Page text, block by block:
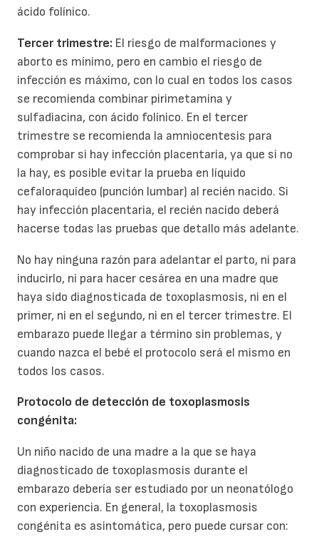
ácido folínico.
Tercer trimestre: El riesgo de malformaciones y
aborto es mínimo, pero en cambio el riesgo de
infección es máximo, con lo cual en todos los casos
se recomienda combinar pirimetamina y
sulfadiacina, con ácido folínico. En el tercer
trimestre se recomienda la amniocentesis para
comprobar si hay infección placentaria, ya que si no
la hay, es posible evitar la prueba en líquido
cefaloraquídeo (punción lumbar) al recién nacido. Si
hay infección placentaria, el recién nacido deberá
hacerse todas las pruebas que detallo más adelante.
No hay ninguna razón para adelantar el parto, ni para
inducirlo, ni para hacer cesárea en una madre que
haya sido diagnosticada de toxoplasmosis, ni en el
primer, ni en el segundo, ni en el tercer trimestre. El
embarazo puede llegar a término sin problemas, y
cuando nazca el bebé el protocolo será el mismo en
todos los casos.
Protocolo de detección de toxoplasmosis
congénita:
Un niño nacido de una madre a la que se haya
diagnosticado de toxoplasmosis durante el
embarazo debería ser estudiado por un neonatólogo
con experiencia. En general, la toxoplasmosis
congénita es asintomática, pero puede cursar con: